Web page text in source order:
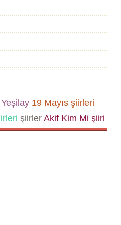
Yeşilay 19 Mayıs şiirleri
şiirler Akif Kim Mi şiiri